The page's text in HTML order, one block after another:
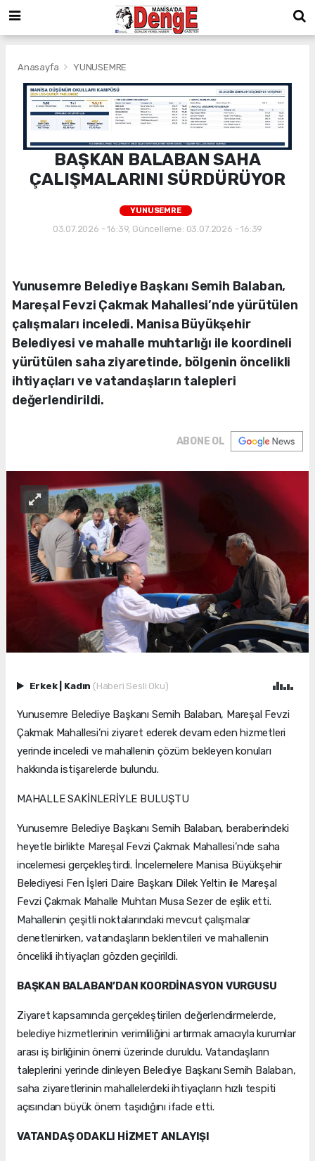
Anasayfa YUNUSEMRE
BAŞKAN BALABAN SAHA
ÇALIŞMALARINI SÜRDÜRÜYOR
YUNUSEMRE
03.07.2026 - 16:39, Güncelleme: 03.07.2026 - 16:39
Yunusemre Belediye Başkanı Semih Balaban,
Mareşal Fevzi Çakmak Mahallesi’nde yürütülen
çalışmaları inceledi. Manisa Büyükşehir
Belediyesi ve mahalle muhtarlığı ile koordineli
yürütülen saha ziyaretinde, bölgenin öncelikli
ihtiyaçları ve vatandaşların talepleri
değerlendirildi.
ABONE OL
Erkek Kadın (Haberi Sesli Oku)
Yunusemre Belediye Başkanı Semih Balaban, Mareşal Fevzi
Çakmak Mahallesi’ni ziyaret ederek devam eden hizmetleri
yerinde inceledi ve mahallenin çözüm bekleyen konuları
hakkında istişarelerde bulundu.
MAHALLE SAKİNLERİYLE BULUŞTU
Yunusemre Belediye Başkanı Semih Balaban, beraberindeki
heyetle birlikte Mareşal Fevzi Çakmak Mahallesi’nde saha
incelemesi gerçekleştirdi. İncelemelere Manisa Büyükşehir
Belediyesi Fen İşleri Daire Başkanı Dilek Yeltin ile Mareşal
Fevzi Çakmak Mahalle Muhtarı Musa Sezer de eşlik etti.
Mahallenin çeşitli noktalarındaki mevcut çalışmalar
denetlenirken, vatandaşların beklentileri ve mahallenin
öncelikli ihtiyaçları gözden geçirildi.
BAŞKAN BALABAN’DAN KOORDİNASYON VURGUSU
Ziyaret kapsamında gerçekleştirilen değerlendirmelerde,
belediye hizmetlerinin verimliliğini artırmak amacıyla kurumlar
arası iş birliğinin önemi üzerinde duruldu. Vatandaşların
taleplerini yerinde dinleyen Belediye Başkanı Semih Balaban,
saha ziyaretlerinin mahallelerdeki ihtiyaçların hızlı tespiti
açısından büyük önem taşıdığını ifade etti.
VATANDAŞ ODAKLI HİZMET ANLAYIŞI